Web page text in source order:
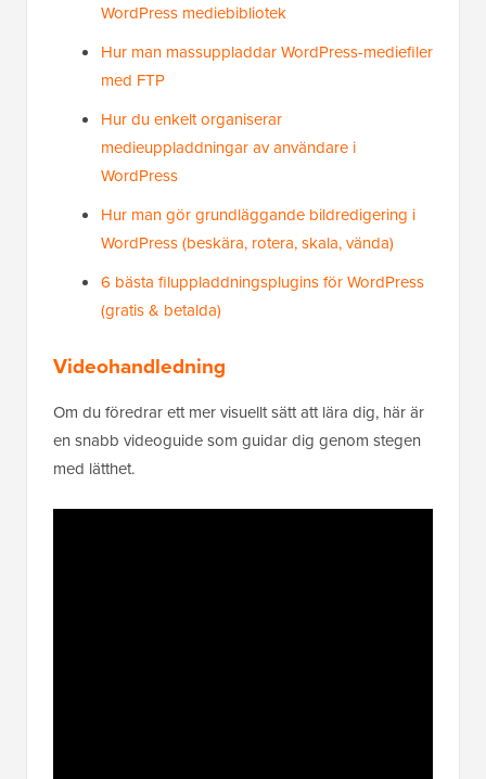
WordPress mediebibliotek
Hur man massuppladdar WordPress-mediefiler
med FTP
Hur du enkelt organiserar
medieuppladdningar av användare i
WordPress
Hur man gör grundläggande bildredigering i
WordPress (beskära, rotera, skala, vända)
6 bästa filuppladdningsplugins för WordPress
(gratis & betalda)
Videohandledning
Om du föredrar ett mer visuellt sätt att lära dig, här är
en snabb videoguide som guidar dig genom stegen
med lätthet.